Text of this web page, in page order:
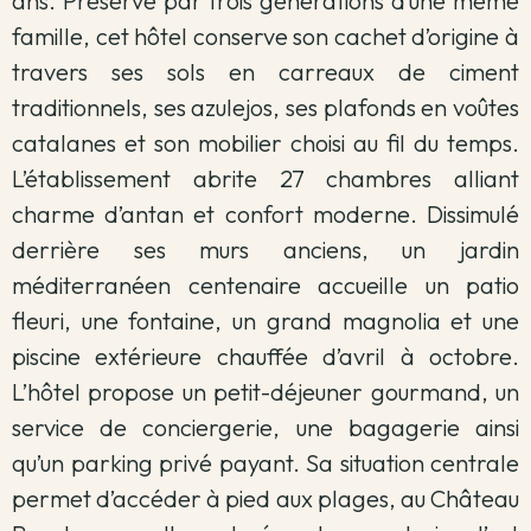
famille, cet hôtel conserve son cachet d’origine à
travers ses sols en carreaux de ciment
traditionnels, ses azulejos, ses plafonds en voûtes
catalanes et son mobilier choisi au fil du temps.
L’établissement abrite 27 chambres alliant
charme d’antan et confort moderne. Dissimulé
derrière ses murs anciens, un jardin
méditerranéen centenaire accueille un patio
fleuri, une fontaine, un grand magnolia et une
piscine extérieure chauffée d’avril à octobre.
L’hôtel propose un petit-déjeuner gourmand, un
service de conciergerie, une bagagerie ainsi
qu’un parking privé payant. Sa situation centrale
permet d’accéder à pied aux plages, au Château